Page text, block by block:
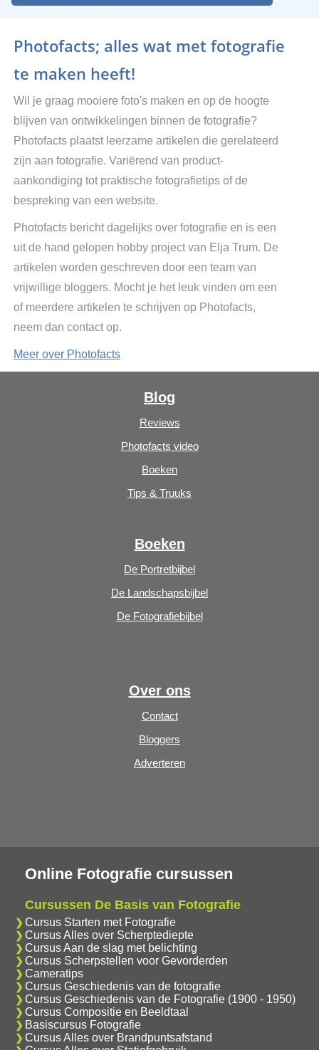
Photofacts; alles wat met fotografie
te maken heeft!
Wil je graag mooiere foto's maken en op de hoogte
blijven van ontwikkelingen binnen de fotografie?
Photofacts plaatst leerzame artikelen die gerelateerd
zijn aan fotografie. Variërend van product-
aankondiging tot praktische fotografietips of de
bespreking van een website.
Photofacts bericht dagelijks over fotografie en is een
uit de hand gelopen hobby project van Elja Trum. De
artikelen worden geschreven door een team van
vrijwillige bloggers. Mocht je het leuk vinden om een
of meerdere artikelen te schrijven op Photofacts,
neem dan contact op.
Meer over Photofacts
Blog
Reviews
Photofacts video
Boeken
Tips & Truuks
Boeken
De Portretbijbel
De Landschapsbijbel
De Fotografiebijbel
Over ons
Contact
Bloggers
Adverteren
Online Fotografie cursussen
Cursussen De Basis van Fotografie
Cursus Starten met Fotografie
Cursus Alles over Scherptediepte
Cursus Aan de slag met belichting
Cursus Scherpstellen voor Gevorderden
Cameratips
Cursus Geschiedenis van de fotografie
Cursus Geschiedenis van de Fotografie (1900 - 1950)
Cursus Compositie en Beeldtaal
Basiscursus Fotografie
Cursus Alles over Brandpuntsafstand